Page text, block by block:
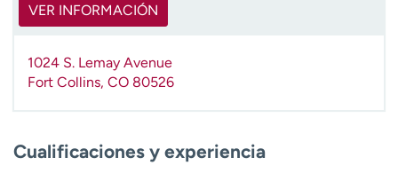
o
VER INFORMACIÓN
1024 S. Lemay Avenue
Fort Collins, CO 80526
Cualificaciones y experiencia